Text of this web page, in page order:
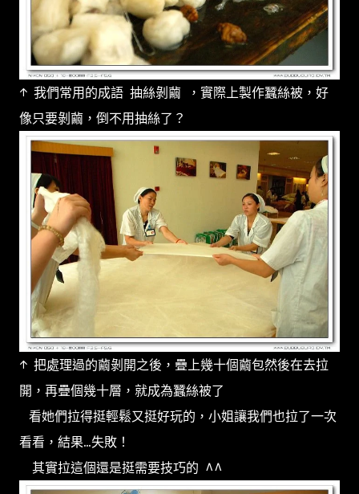
↑ 我們常用的成語 抽絲剝繭 ，實際上製作蠶絲被，好
像只要剝繭，倒不用抽絲了？
↑ 把處理過的繭剝開之後，疊上幾十個繭包然後在去拉
開，再疊個幾十層，就成為蠶絲被了
看她們拉得挺輕鬆又挺好玩的，小姐讓我們也拉了一次
看看，結果...失敗！
其實拉這個還是挺需要技巧的 ^^